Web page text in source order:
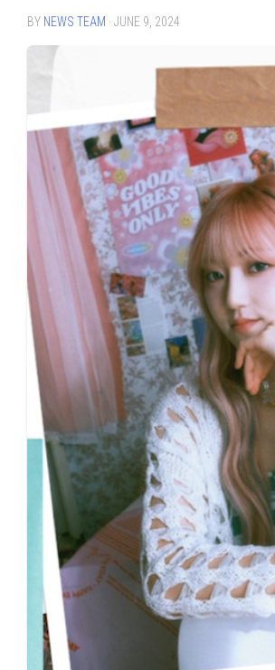
BY NEWS TEAM · JUNE 9, 2024